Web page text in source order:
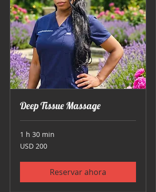
Deep Tissue Massage
1 h 30 min
200
dólares
USD 200
Reservar ahora